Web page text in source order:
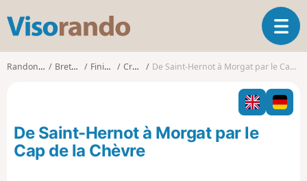
s
o
o
O
u
v
i
r
l
Randonnées Bretagne Finistère Crozon De Saint-Hernot à Morgat par le Cap de la Chèvre
De Saint-Hernot à Morgat par le
Cap de la Chèvre